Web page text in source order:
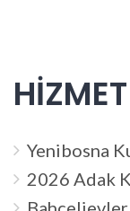
Yenibosna
2026 Adak